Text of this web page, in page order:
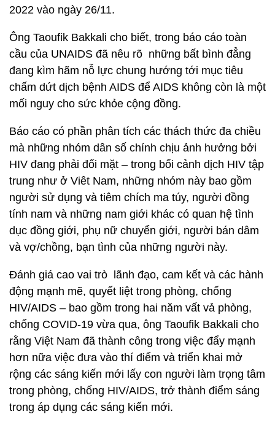
2022 vào ngày 26/11.
Ông Taoufik Bakkali cho biết, trong báo cáo toàn
cầu của UNAIDS đã nêu rõ những bất bình đẳng
đang kìm hãm nỗ lực chung hướng tới mục tiêu
chấm dứt dịch bệnh AIDS để AIDS không còn là một
mối nguy cho sức khỏe cộng đồng.
Báo cáo có phần phân tích các thách thức đa chiều
mà những nhóm dân số chính chịu ảnh hưởng bởi
HIV đang phải đối mặt – trong bối cảnh dịch HIV tập
trung như ở Viêt Nam, những nhóm này bao gồm
người sử dụng và tiêm chích ma túy, người đồng
tính nam và những nam giới khác có quan hệ tình
dục đồng giới, phụ nữ chuyển giới, người bán dâm
và vợ/chồng, bạn tình của những người này.
Đánh giá cao vai trò lãnh đạo, cam kết và các hành
động mạnh mẽ, quyết liệt trong phòng, chống
HIV/AIDS – bao gồm trong hai năm vất vả phòng,
chống COVID-19 vừa qua, ông Taoufik Bakkali cho
rằng Việt Nam đã thành công trong việc đẩy mạnh
hơn nữa việc đưa vào thí điểm và triển khai mở
rộng các sáng kiến mới lấy con người làm trọng tâm
trong phòng, chống HIV/AIDS, trở thành điểm sáng
trong áp dụng các sáng kiến mới.